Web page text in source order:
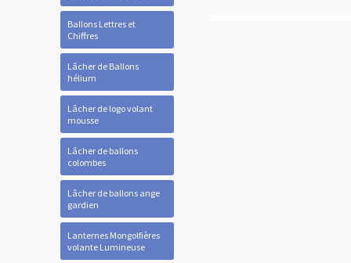
Ballons Lettres et
Chiffres
Lâcher de Ballons
hélium
Lâcher de logo volant
mousse
Lâcher de ballons
colombes
Lâcher de ballons ange
gardien
Lanternes Mongolfières
volante Lumineuse